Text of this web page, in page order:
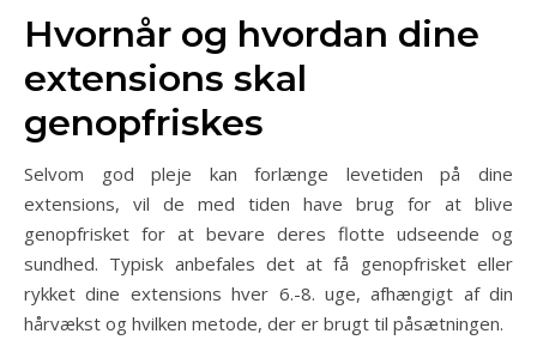
Hvornår og hvordan dine
extensions skal
genopfriskes
Selvom god pleje kan forlænge levetiden på dine
extensions, vil de med tiden have brug for at blive
genopfrisket for at bevare deres flotte udseende og
sundhed. Typisk anbefales det at få genopfrisket eller
rykket dine extensions hver 6.-8. uge, afhængigt af din
hårvækst og hvilken metode, der er brugt til påsætningen.